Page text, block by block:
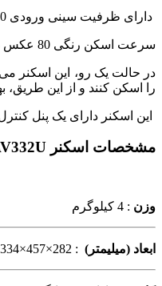
دارای ظرفیت سینی ورودی 50 برگ میباشد ،
سرعت اسکن رنگی 80 عکس در دقیقه به صورت دو رو (در کیفیت 200DPI) میتواند اسکن کند و همچنین 64 عکس در دقیقه به صورت دو رو (در کیفیت 300DPI) نیز قابلیت اسکن دارد.
را اسکن کنند و از این طریق،
این اسکنر دارای یک پنل
مشخصات اسکنر AV332U
وزن : 4 کیلوگرم
ابعاد (میلیمتر) : 282×457×334 میلی متر